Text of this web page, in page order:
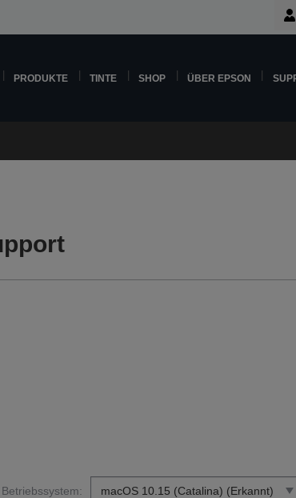
PRODUKTE TINTE SHOP ÜBER EPSON
Betriebssystem: